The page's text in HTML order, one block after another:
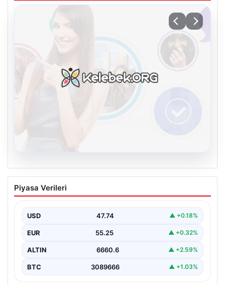
Kelebek.Org İle Dijital İletişimin Seviyeli
Adresi Ve Muhabbet Deneyimi
kurması büyük bir hassasiyet ifade etmektedir.
Günümüzde…
Piyasa Verileri
USD 47.74 ▲ +0.18%
EUR 55.25 ▲ +0.32%
ALTIN 6660.6 ▲ +2.59%
BTC 3089666 ▲ +1.03%